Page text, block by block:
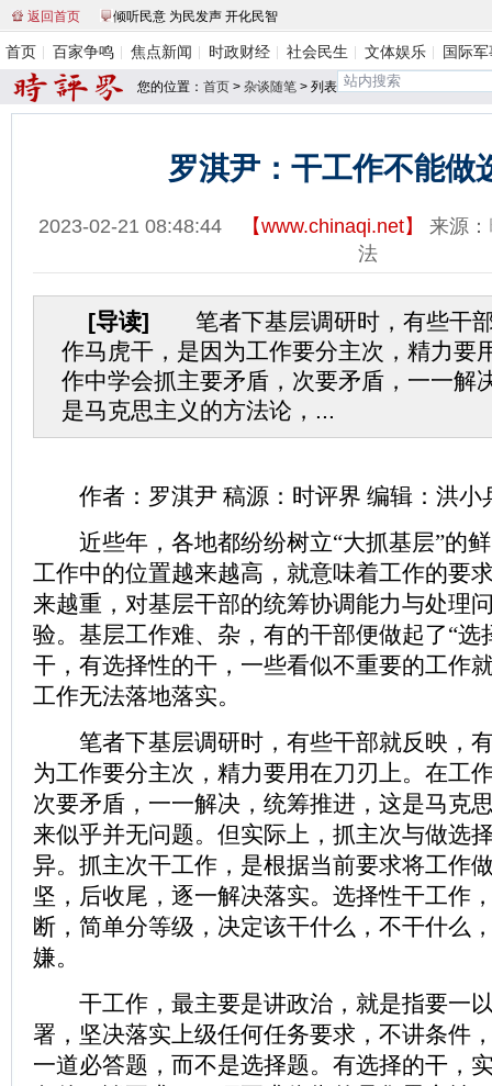
返回首页 倾听民意 为民发声 开化民智
首页 百家争鸣 焦点新闻 时政财经 社会民生 文体娱乐 国际
您的位置： 首页 > 杂谈随笔 > 列表
罗淇尹：干工作不能做
2023-02-21 08:48:44 【www.chinaqi.net】 来源：
法
[导读] 笔者下基层调研时，有些干
作马虎干，是因为工作要分主次，精力要
作中学会抓主要矛盾，次要矛盾，一一解
是马克思主义的方法论，...
作者：罗淇尹 稿源：时评界 编辑：洪小
近些年，各地都纷纷树立“大抓基层”的鲜
工作中的位置越来越高，就意味着工作的要
来越重，对基层干部的统筹协调能力与处理
验。基层工作难、杂，有的干部便做起了“选
干，有选择性的干，一些看似不重要的工作
工作无法落地落实。
笔者下基层调研时，有些干部就反映，
为工作要分主次，精力要用在刀刃上。在工
次要矛盾，一一解决，统筹推进，这是马克
来似乎并无问题。但实际上，抓主次与做选
异。抓主次干工作，是根据当前要求将工作
坚，后收尾，逐一解决落实。选择性干工作
断，简单分等级，决定该干什么，不干什么
嫌。
干工作，最主要是讲政治，就是指要一
署，坚决落实上级任何任务要求，不讲条件
一道必答题，而不是选择题。有选择的干，